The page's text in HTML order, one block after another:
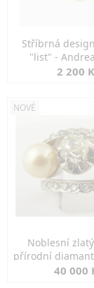
Stříbrná
"list" -
2 200
NOVÉ
Noblesní
přírodní
perly
40 000